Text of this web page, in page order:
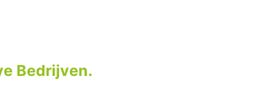
Bedrijven.